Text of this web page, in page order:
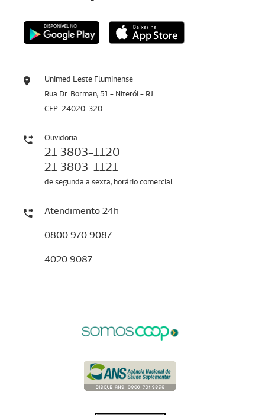
Unimed Leste Fluminense
Rua Dr. Borman, 51 - Niterói - RJ
CEP: 24020-320
Ouvidoria
21 3803-1120
21 3803-1121
de segunda a sexta, horário comercial
Atendimento 24h
0800 970 9087
4020 9087